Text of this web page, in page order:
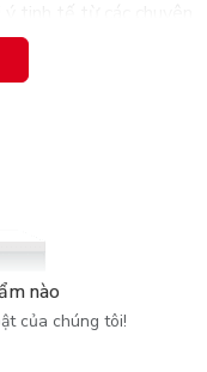
hữu ích để các bậc
ngẫm.
nào
của chúng tôi!